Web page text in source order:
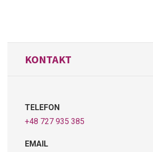
KONTAKT
TELEFON
+48 727 935 385
EMAIL